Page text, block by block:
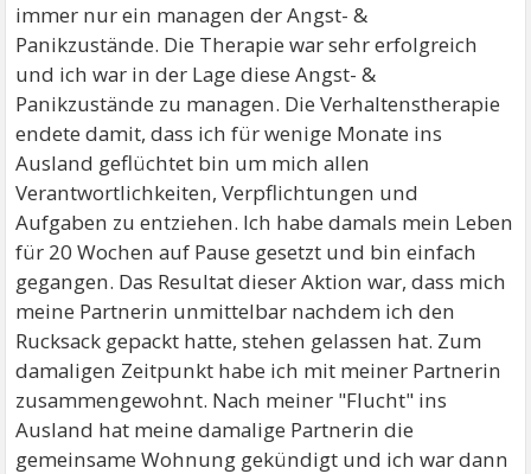
immer nur ein managen der Angst- &
Panikzustände. Die Therapie war sehr erfolgreich
und ich war in der Lage diese Angst- &
Panikzustände zu managen. Die Verhaltenstherapie
endete damit, dass ich für wenige Monate ins
Ausland geflüchtet bin um mich allen
Verantwortlichkeiten, Verpflichtungen und
Aufgaben zu entziehen. Ich habe damals mein Leben
für 20 Wochen auf Pause gesetzt und bin einfach
gegangen. Das Resultat dieser Aktion war, dass mich
meine Partnerin unmittelbar nachdem ich den
Rucksack gepackt hatte, stehen gelassen hat. Zum
damaligen Zeitpunkt habe ich mit meiner Partnerin
zusammengewohnt. Nach meiner "Flucht" ins
Ausland hat meine damalige Partnerin die
gemeinsame Wohnung gekündigt und ich war dann